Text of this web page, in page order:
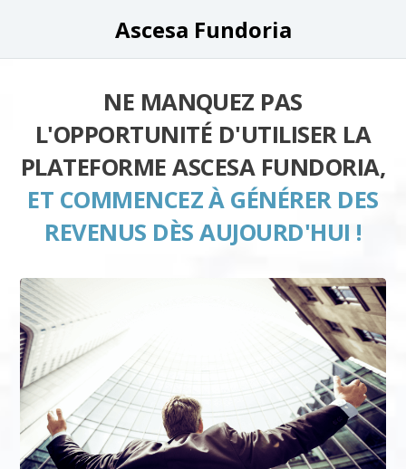
Ascesa Fundoria
NE MANQUEZ PAS
L'OPPORTUNITÉ D'UTILISER LA
PLATEFORME ASCESA FUNDORIA,
ET COMMENCEZ À GÉNÉRER DES
REVENUS DÈS AUJOURD'HUI !